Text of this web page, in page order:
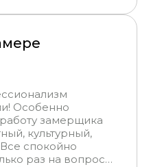
Особенно
замерщика
культурный,
спокойно
раз на вопросы